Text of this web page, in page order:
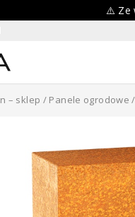
⚠️ Ze
– sklep / Panele ogrodowe